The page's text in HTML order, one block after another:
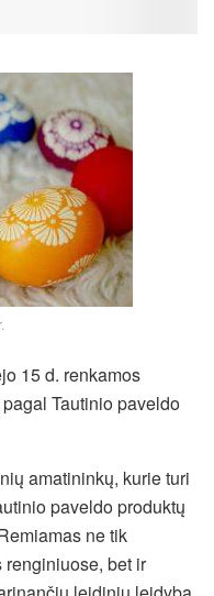
15 d. renkamos
Tautinio paveldo
amatininkų, kurie turi
paveldo produktų
ne tik
bet ir